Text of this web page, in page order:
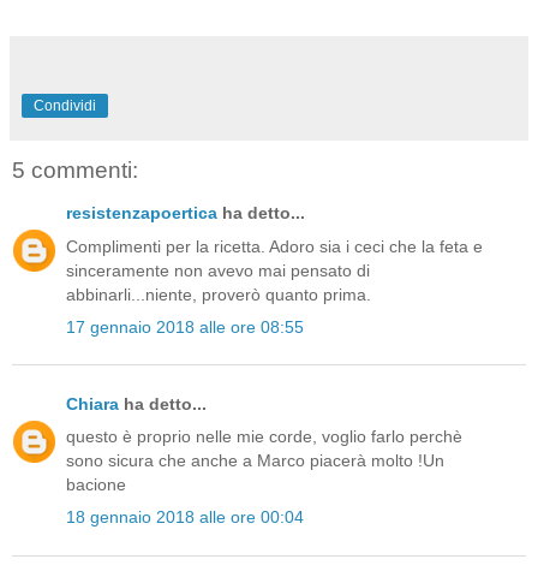
Condividi
5 commenti:
resistenzapoertica ha detto...
Complimenti per la ricetta. Adoro sia i ceci che la feta e
sinceramente non avevo mai pensato di
abbinarli...niente, proverò quanto prima.
17 gennaio 2018 alle ore 08:55
Chiara ha detto...
questo è proprio nelle mie corde, voglio farlo perchè
sono sicura che anche a Marco piacerà molto !Un
bacione
18 gennaio 2018 alle ore 00:04